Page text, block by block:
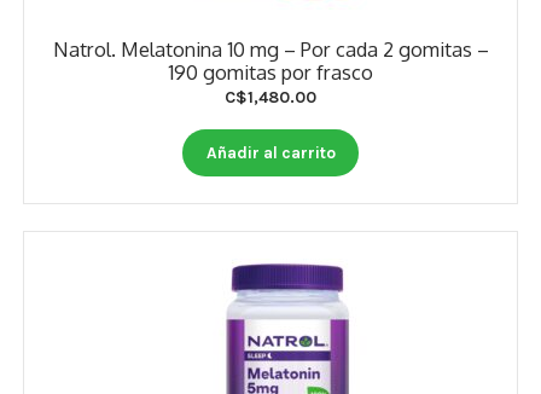
Natrol. Melatonina 10 mg – Por cada 2 gomitas –
190 gomitas por frasco
C$1,480.00
Añadir al carrito